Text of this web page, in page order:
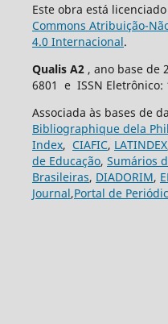
Este obra está
Commons Atribuição-
4.0 Internacional.
Qualis A2 , ano base de
6801 e ISSN Eletrônico:
Associada às bases de
Bibliographique dela
Index, CIAFIC, LATINDEX
de Educação, Sumários
Brasileiras, DIADORIM,
Journal,Portal de